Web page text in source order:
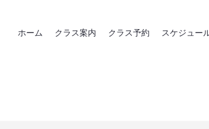
ホーム クラス案内 クラス予約 スケジュー